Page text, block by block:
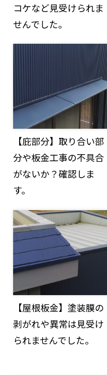
コケなど見受けられま
せんでした。
【庇部分】取り合い部
分や板金工事の不具合
がないか？確認しま
す。
【屋根板金】塗装膜の
剥がれや異常は見受け
られませんでした。